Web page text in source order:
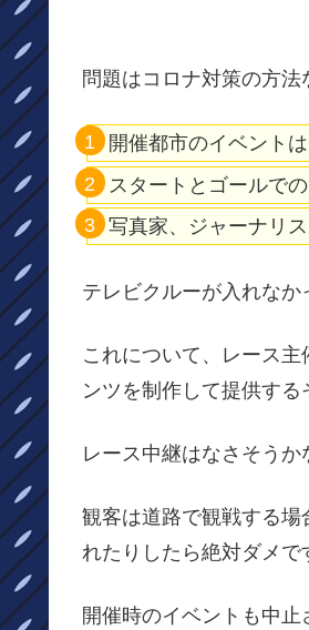
問題はコロナ対策の方
開催都市のイベント
スタートとゴールで
写真家、ジャーナリ
テレビクルーが入れなか
これについて、レース
ンツを制作して提供する
レース中継はなさそうか
観客は道路で観戦する
れたりしたら絶対ダメで
開催時のイベントも中